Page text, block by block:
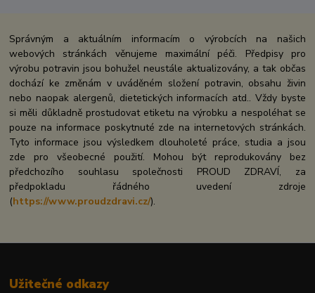
Správným a aktuálním informacím o výrobcích na našich
webových stránkách věnujeme maximální péči. Předpisy pro
výrobu potravin jsou bohužel neustále aktualizovány, a tak občas
dochází ke změnám v uváděném složení potravin, obsahu živin
nebo naopak alergenů, dietetických informacích atd.. Vždy byste
si měli důkladně prostudovat etiketu na výrobku a nespoléhat se
pouze na informace poskytnuté zde na internetových stránkách.
Tyto informace jsou výsledkem dlouholeté práce, studia a jsou
zde pro všeobecné použití. Mohou být reprodukovány bez
předchozího souhlasu společnosti PROUD ZDRAVÍ, za
předpokladu řádného uvedení zdroje
(https://www.proudzdravi.cz/).
Užitečné odkazy